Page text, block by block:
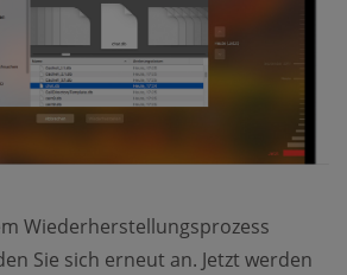
Wiederherstellungsprozess
Sie sich erneut an. Jetzt werden